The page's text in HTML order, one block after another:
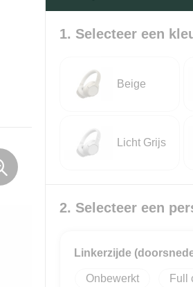
1. Selecteer een
Beige
Licht Grijs
2. Selecteer een
Linkerzijde
Onbewerkt Full